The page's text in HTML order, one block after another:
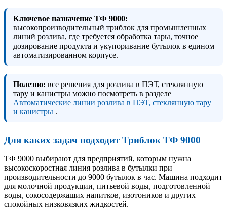
Ключевое назначение ТФ 9000:
высокопроизводительный триблок для промышленных
линий розлива, где требуется обработка тары, точное
дозирование продукта и укупоривание бутылок в едином
автоматизированном корпусе.
Полезно: все решения для розлива в ПЭТ, стеклянную
тару и канистры можно посмотреть в разделе
Автоматические линии розлива в ПЭТ, стеклянную тару
и канистры .
Для каких задач подходит Триблок ТФ 9000
ТФ 9000 выбирают для предприятий, которым нужна
высокоскоростная линия розлива в бутылки при
производительности до 9000 бутылок в час. Машина подходит
для молочной продукции, питьевой воды, подготовленной
воды, сокосодержащих напитков, изотоников и других
спокойных низковязких жидкостей.